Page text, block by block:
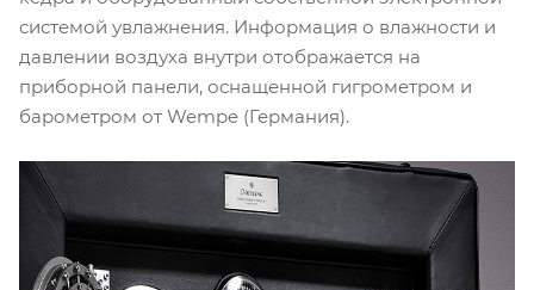
системой увлажнения. Информация о влажности и
давлении воздуха внутри отображается на
приборной панели, оснащенной гигрометром и
барометром от Wempe (Германия).